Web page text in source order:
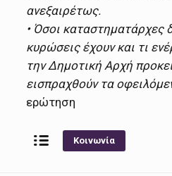
ανεξαιρέτως.
• Όσοι καταστηματάρχες
κυρώσεις έχουν και τι
την Δημοτική Αρχή
εισπραχθούν τα
ερώτηση
Κοινωνία